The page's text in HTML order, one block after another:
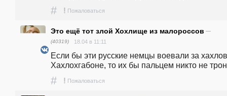
# ! Пожаловаться
Это ещё тот злой Хохлище из малороссов —
(40319)
18.04 в 11:11
Если бы эти русские немцы воевали за
Хахлохгабоне, то их бы пальцем никто не
# ! Пожаловаться